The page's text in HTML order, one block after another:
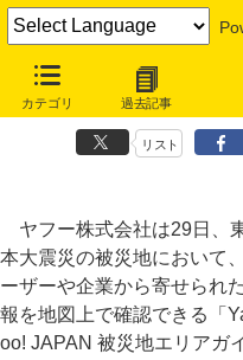
カテゴリ 過去記事
ヤフー、被災地の給水所や店舗
イド」
リスト
ヤフー株式会社は29日、
本大震災の被災地において
ーザーや企業から寄せられ
報を地図上で確認できる「
oo! JAPAN 被災地エリアガ